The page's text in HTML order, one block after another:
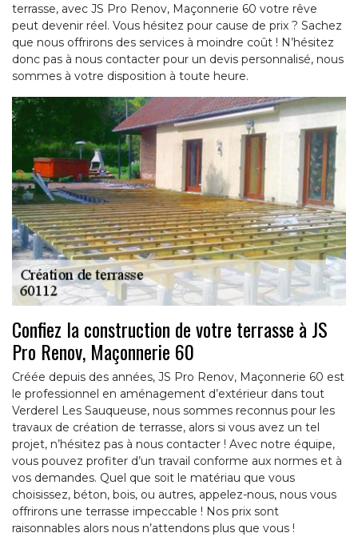
terrasse, avec JS Pro Renov, Maçonnerie 60 votre rêve
peut devenir réel. Vous hésitez pour cause de prix ? Sachez
que nous offrirons des services à moindre coût ! N’hésitez
donc pas à nous contacter pour un devis personnalisé, nous
sommes à votre disposition à toute heure.
Confiez la construction de votre terrasse à JS
Pro Renov, Maçonnerie 60
Créée depuis des années, JS Pro Renov, Maçonnerie 60 est
le professionnel en aménagement d’extérieur dans tout
Verderel Les Sauqueuse, nous sommes reconnus pour les
travaux de création de terrasse, alors si vous avez un tel
projet, n’hésitez pas à nous contacter ! Avec notre équipe,
vous pouvez profiter d’un travail conforme aux normes et à
vos demandes. Quel que soit le matériau que vous
choisissez, béton, bois, ou autres, appelez-nous, nous vous
offrirons une terrasse impeccable ! Nos prix sont
raisonnables alors nous n’attendons plus que vous !